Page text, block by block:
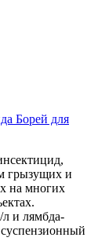
Борей для
грызущих и
на многих
и лямбда-